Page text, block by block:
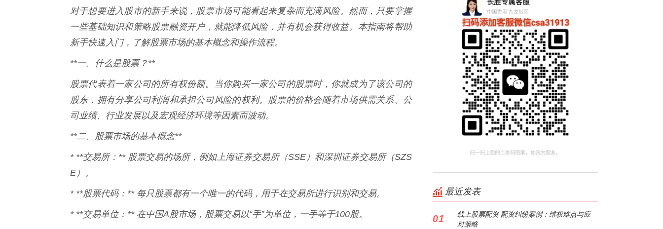
对于想要进入股市的新手来说，股票市场可能看起来复杂而充满风险。然而，只要掌握
一些基础知识和策略股票融资开户，就能降低风险，并有机会获得收益。本指南将帮助
新手快速入门，了解股票市场的基本概念和操作流程。
**一、什么是股票？**
股票代表着一家公司的所有权份额。当你购买一家公司的股票时，你就成为了该公司的
股东，拥有分享公司利润和承担公司风险的权利。股票的价格会随着市场供需关系、公
司业绩、行业发展以及宏观经济环境等因素而波动。
**二、股票市场的基本概念**
* **交易所：** 股票交易的场所，例如上海证券交易所（SSE）和深圳证券交易所（SZS
E）。
* **股票代码：** 每只股票都有一个唯一的代码，用于在交易所进行识别和交易。
* **交易单位：** 在中国A股市场，股票交易以“手”为单位，一手等于100股。
最近发表
01
线上股票配资 配资纠纷案例：维权难点与应
对策略